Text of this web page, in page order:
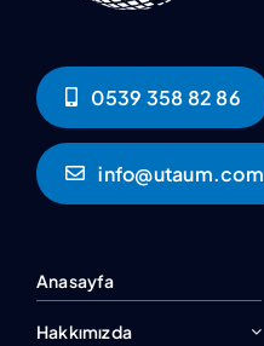
0539 358 82 86
info@utaum.com
Anasayfa
Hakkımızda